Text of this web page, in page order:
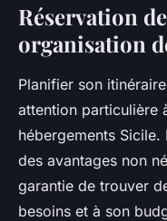
Réservation
organisation
Planifier son
attention particulière
hébergements Sicile.
des avantages non
garantie de trouver
besoins et à son